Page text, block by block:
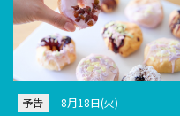
予告 8月18日(火)